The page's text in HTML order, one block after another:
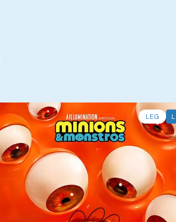
LEG L